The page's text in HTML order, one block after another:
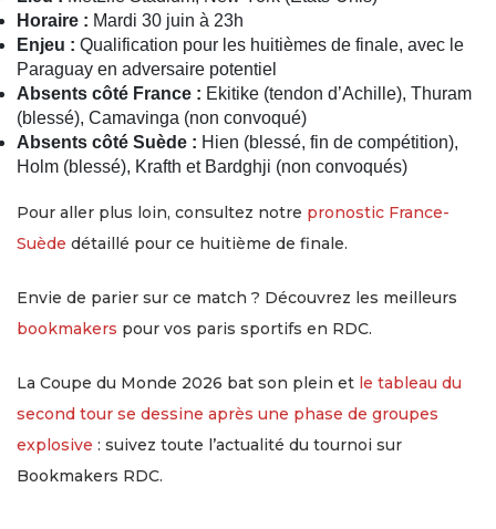
Horaire : Mardi 30 juin à 23h
Enjeu : Qualification pour les huitièmes de finale, avec le
Paraguay en adversaire potentiel
Absents côté France : Ekitike (tendon d’Achille), Thuram
(blessé), Camavinga (non convoqué)
Absents côté Suède : Hien (blessé, fin de compétition),
Holm (blessé), Krafth et Bardghji (non convoqués)
Pour aller plus loin, consultez notre pronostic France-
Suède détaillé pour ce huitième de finale.
Envie de parier sur ce match ? Découvrez les meilleurs
bookmakers pour vos paris sportifs en RDC.
La Coupe du Monde 2026 bat son plein et le tableau du
second tour se dessine après une phase de groupes
explosive : suivez toute l’actualité du tournoi sur
Bookmakers RDC.